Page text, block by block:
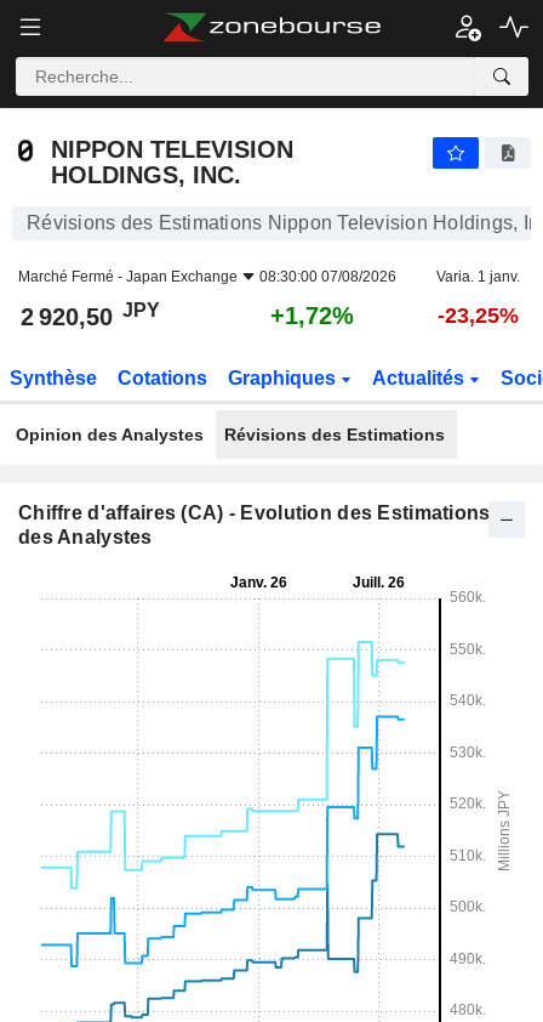
NIPPON TELEVISION
HOLDINGS, INC.
Révisions des Estimations Nippon Television Holdings,
Marché Fermé - Japan Exchange 08:30:00 07/08/2026 Varia. 1 janv.
2 920,50 JPY +1,72% -23,25%
Synthèse Cotations Graphiques Actualités
Opinion des Analystes Révisions des Estimations
Chiffre d'affaires (CA) - Evolution des Estimations
des Analystes